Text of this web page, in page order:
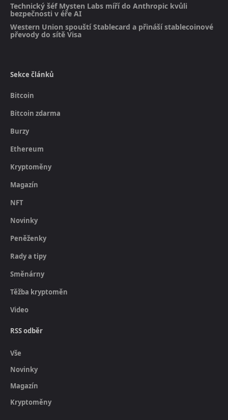
Technický šéf Mysten Labs míří do Anthropic kvůli
bezpečnosti v éře AI
Western Union spouští Stablecard a přináší stablecoinové
převody do sítě Visa
Sekce článků
Bitcoin
Bitcoin zdarma
Burzy
Ethereum
Kryptoměny
Magazín
NFT
Novinky
Peněženky
Rady a tipy
Směnárny
Těžba kryptoměn
Video
RSS odběr
Vše
Novinky
Magazín
Kryptoměny